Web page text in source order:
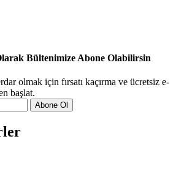
Bültenimize Abone Olabilirsin
olmak için fırsatı kaçırma ve ücretsiz e-
başlat.
Abone Ol